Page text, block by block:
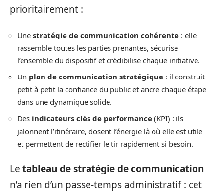
prioritairement :
Une stratégie de communication cohérente : elle
rassemble toutes les parties prenantes, sécurise
l’ensemble du dispositif et crédibilise chaque initiative.
Un plan de communication stratégique : il construit
petit à petit la confiance du public et ancre chaque étape
dans une dynamique solide.
Des indicateurs clés de performance (KPI) : ils
jalonnent l’itinéraire, dosent l’énergie là où elle est utile
et permettent de rectifier le tir rapidement si besoin.
Le tableau de stratégie de communication
n’a rien d’un passe-temps administratif : cet